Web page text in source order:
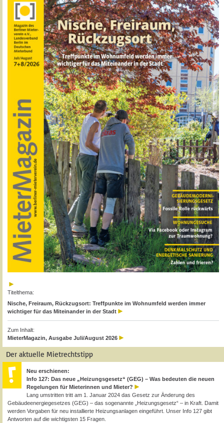
Titelthema:
Nische, Freiraum, Rückzugsort: Treffpunkte im Wohnumfeld werden immer
wichtiger für das Miteinander in der Stadt
Zum Inhalt:
MieterMagazin, Ausgabe Juli/August 2026
Der aktuelle Mietrechtstipp
Neu erschienen:
Info 127: Das neue „Heizungsgesetz“ (GEG) – Was bedeuten die neuen
Regelungen für Mieterinnen und Mieter?
Lang umstritten tritt am 1. Januar 2024 das Gesetz zur Änderung des
Gebäudeenergiegesetzes (GEG) – das sogenannte „Heizungsgesetz“ – in Kraft. Damit
werden Vorgaben für neu installierte Heizungsanlagen eingeführt. Unser Info 127 gibt
Antworten auf die wichtigsten 15 Fragen.